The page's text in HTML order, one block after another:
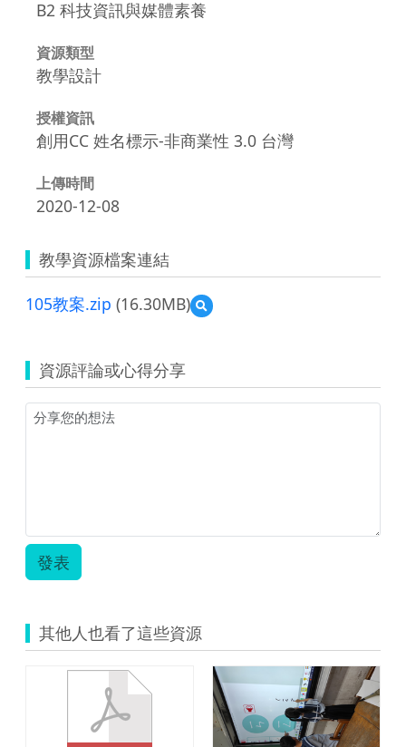
B2 科技資訊與媒體素養
資源類型
教學設計
授權資訊
創用CC 姓名標示-非商業性 3.0 台灣
上傳時間
2020-12-08
教學資源檔案連結
105教案.zip (16.30MB)
預
覽
資源評論或心得分享
發表
其他人也看了這些資源